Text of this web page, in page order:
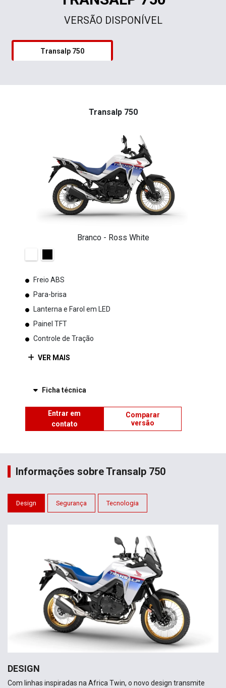
VERSÃO DISPONÍVEL
Transalp 750
Transalp 750
Branco - Ross White
Freio ABS
Para-brisa
Lanterna e Farol em LED
Painel TFT
Controle de Tração
VER MAIS
Ficha técnica
Entrar em
contato
Comparar
versão
Informações sobre Transalp 750
Design Segurança Tecnologia
DESIGN
Com linhas inspiradas na Africa Twin, o novo design transmite